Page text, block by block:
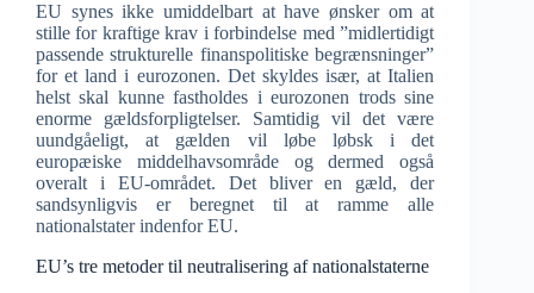
EU synes ikke umiddelbart at have ønsker om at
stille for kraftige krav i forbindelse med ”midlertidigt
passende strukturelle finanspolitiske begrænsninger”
for et land i eurozonen. Det skyldes især, at Italien
helst skal kunne fastholdes i eurozonen trods sine
enorme gældsforpligtelser. Samtidig vil det være
uundgåeligt, at gælden vil løbe løbsk i det
europæiske middelhavsområde og dermed også
overalt i EU-området. Det bliver en gæld, der
sandsynligvis er beregnet til at ramme alle
nationalstater indenfor EU.
EU’s tre metoder til neutralisering af nationalstaterne